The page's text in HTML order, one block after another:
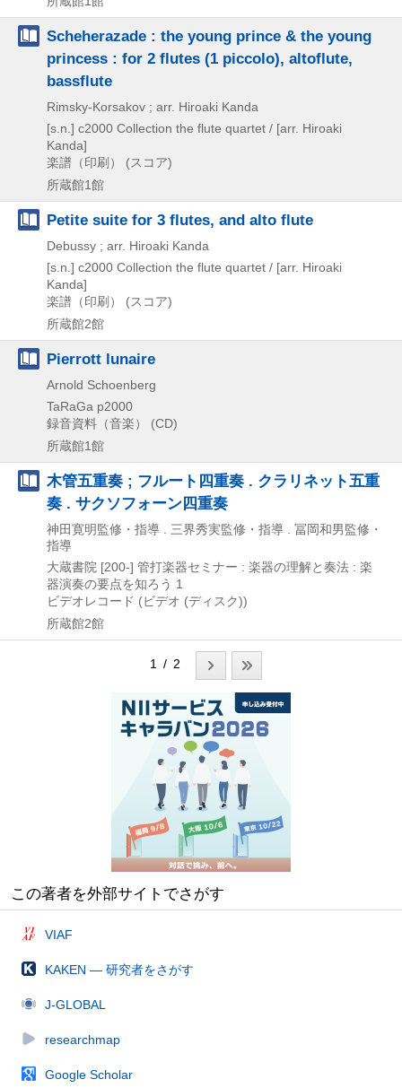
Scheherazade : the young prince & the young
princess : for 2 flutes (1 piccolo), altoflute,
bassflute
Rimsky-Korsakov ; arr. Hiroaki Kanda
[s.n.] c2000 Collection the flute quartet / [arr. Hiroaki
Kanda]
楽譜（印刷） (スコア)
所蔵館1館
Petite suite for 3 flutes, and alto flute
Debussy ; arr. Hiroaki Kanda
[s.n.] c2000 Collection the flute quartet / [arr. Hiroaki
Kanda]
楽譜（印刷） (スコア)
所蔵館2館
Pierrott lunaire
Arnold Schoenberg
TaRaGa p2000
録音資料（音楽） (CD)
所蔵館1館
木管五重奏 ; フルート四重奏 . クラリネット五重
奏 . サクソフォーン四重奏
神田寛明監修・指導 . 三界秀実監修・指導 . 冨岡和男監修・
指導
大蔵書院 [200-] 管打楽器セミナー : 楽器の理解と奏法 : 楽
器演奏の要点を知ろう 1
ビデオレコード (ビデオ (ディスク))
所蔵館2館
1 / 2
この著者を外部サイトでさがす
VIAF
KAKEN — 研究者をさがす
J-GLOBAL
researchmap
Google Scholar